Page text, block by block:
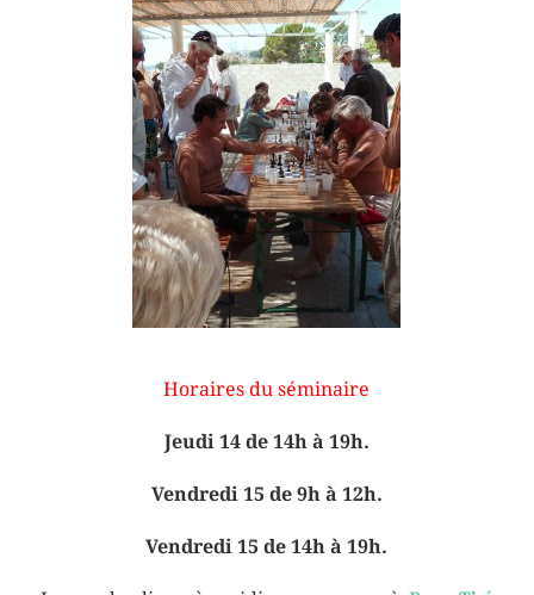
Horaires du séminaire
Jeudi 14 de 14h à 19h.
Vendredi 15 de 9h à 12h.
Vendredi 15 de 14h à 19h.